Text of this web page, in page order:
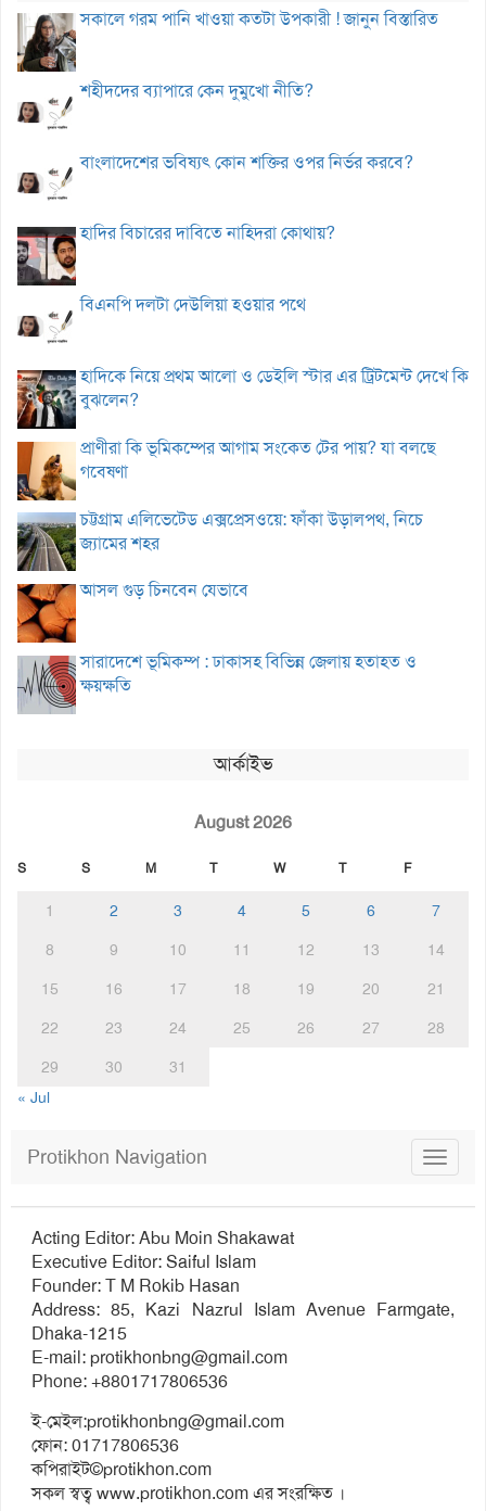
সকালে গরম পানি খাওয়া কতটা উপকারী ! জানুন বিস্তারিত
শহীদদের ব্যাপারে কেন দুমুখো নীতি?
বাংলাদেশের ভবিষ্যৎ কোন শক্তির ওপর নির্ভর করবে?
হাদির বিচারের দাবিতে নাহিদরা কোথায়?
বিএনপি দলটা দেউলিয়া হওয়ার পথে
হাদিকে নিয়ে প্রথম আলো ও ডেইলি স্টার এর ট্রিটমেন্ট দেখে কি
বুঝলেন?
প্রাণীরা কি ভূমিকম্পের আগাম সংকেত টের পায়? যা বলছে
গবেষণা
চট্টগ্রাম এলিভেটেড এক্সপ্রেসওয়ে: ফাঁকা উড়ালপথ, নিচে
জ্যামের শহর
আসল গুড় চিনবেন যেভাবে
সারাদেশে ভূমিকম্প : ঢাকাসহ বিভিন্ন জেলায় হতাহত ও
ক্ষয়ক্ষতি
আর্কাইভ
August 2026
S S M T W T F
1 2 3 4 5 6
7
8
9 10 11 12 13
14
15
16 17 18 19 20
21
22
23 24 25 26 27
28
29
30
31
« Jul
Toggle
Protikhon Navigation
Acting Editor: Abu Moin Shakawat
Executive Editor: Saiful Islam
Founder: T M Rokib Hasan
Address: 85, Kazi Nazrul Islam Avenue Farmgate,
Dhaka-1215
E-mail:protikhonbng@gmail.com
Phone: +8801717806536
ই-মেইল:protikhonbng@gmail.com
ফোন: 01717806536
কপিরাইট©protikhon.com
সকল স্বত্ব www.protikhon.com এর সংরক্ষিত ।